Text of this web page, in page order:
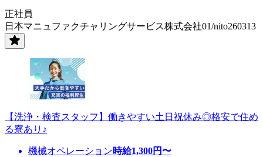
正社員
日本マニュファクチャリングサービス株式会社01/nito260313
【洗浄・検査スタッフ】働きやすい土日祝休み◎格安で住め
る寮あり♪
機械オペレーション時給1,300円〜